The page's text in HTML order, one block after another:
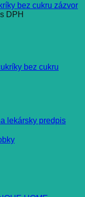
bez cukru zázvor
s DPH
bez cukru
lekársky predpis